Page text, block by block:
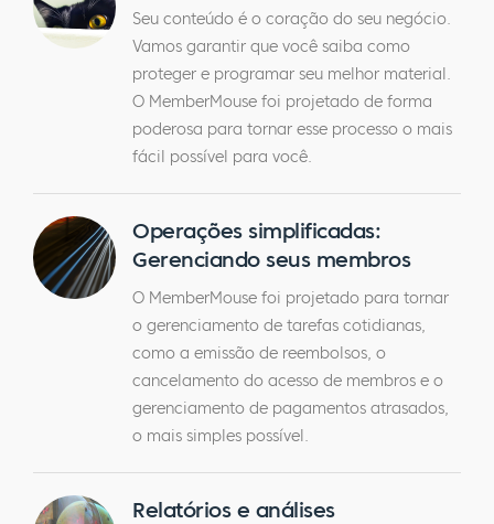
Seu conteúdo é o coração do seu negócio.
Vamos garantir que você saiba como
proteger e programar seu melhor material.
O MemberMouse foi projetado de forma
poderosa para tornar esse processo o mais
fácil possível para você.
Operações simplificadas:
Gerenciando seus membros
O MemberMouse foi projetado para tornar
o gerenciamento de tarefas cotidianas,
como a emissão de reembolsos, o
cancelamento do acesso de membros e o
gerenciamento de pagamentos atrasados,
o mais simples possível.
Relatórios e análises